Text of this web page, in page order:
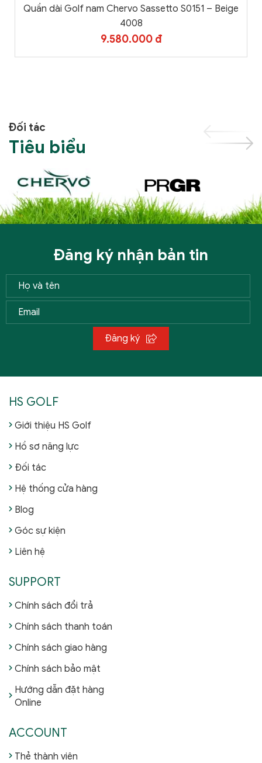
Quần dài Golf nam Chervo Sassetto S0151 – Beige
4008
9.580.000 đ
Đối tác
Tiêu biểu
Đăng ký nhận bản tin
Đăng ký
HS GOLF
Giới thiệu HS Golf
Hồ sơ năng lực
Đối tác
Hệ thống cửa hàng
Blog
Góc sự kiện
Liên hệ
SUPPORT
Chính sách đổi trả
Chính sách thanh toán
Chính sách giao hàng
Chính sách bảo mật
Hướng dẫn đặt hàng
Online
ACCOUNT
Thẻ thành viên